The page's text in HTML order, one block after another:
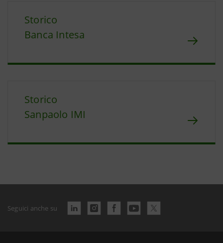
Storico
Banca Intesa
Storico
Sanpaolo IMI
Seguici anche su